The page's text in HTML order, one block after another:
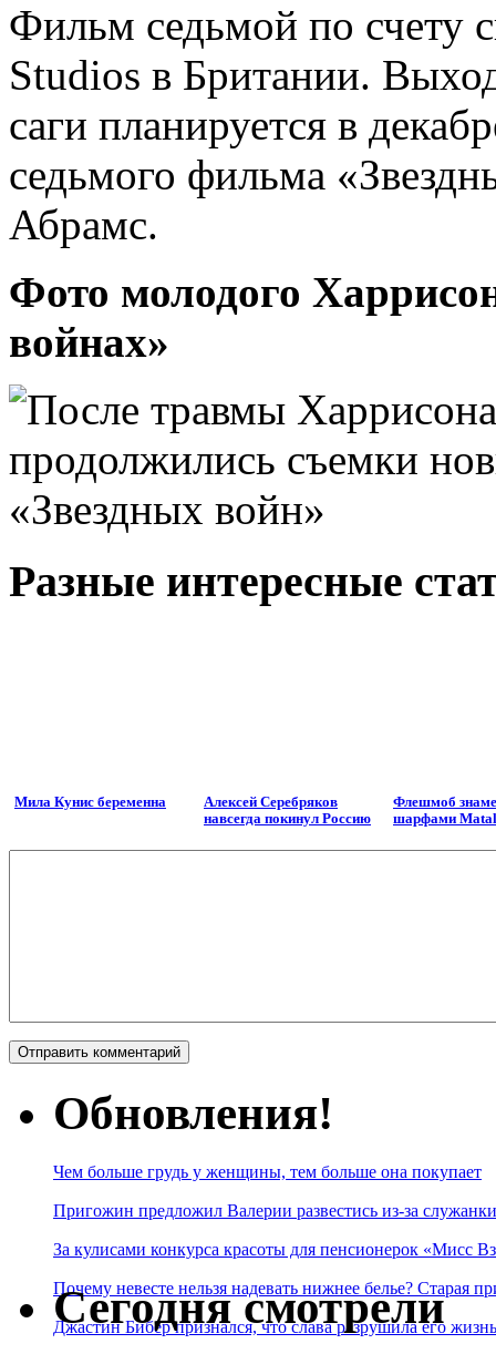
Фильм седьмой по счету
Studios в Британии.
саги планируется в
седьмого фильма
Абрамс.
Фото молодого
войнах»
Разные интересные
Мила Кунис беременна
Алексей Серебряков
навсегда покинул Россию
Флешмоб
шарфами
Обновления!
Чем больше грудь у женщины, тем больше она покупает
Пригожин предложил Валерии развестись из-за
За кулисами конкурса красоты для пенсионерок «Мисс
Почему невесте нельзя надевать нижнее белье? Старая
Джастин Бибер признался, что слава разрушила его
Сегодня смотрели